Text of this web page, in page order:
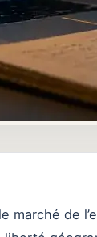
marché de